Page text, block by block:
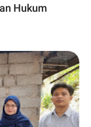
Hukum